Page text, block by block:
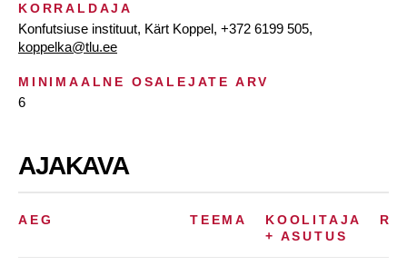
KORRALDAJA
Konfutsiuse instituut, Kärt Koppel, +372 6199 505,
koppelka@tlu.ee
MINIMAALNE OSALEJATE ARV
6
AJAKAVA
AEG TEEMA
KOOLITAJA
+ ASUTUS